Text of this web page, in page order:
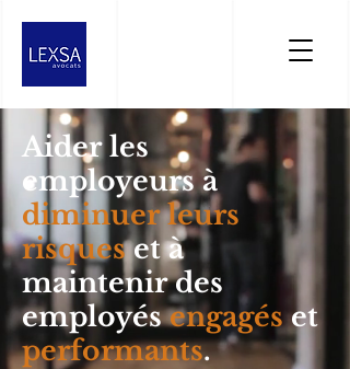
Aider les
employeurs à
diminuer leurs
risques et à
maintenir des
employésengagéset
performants.